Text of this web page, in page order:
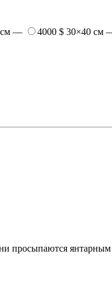
см — 4000 $ 30×40 см
просыпаются